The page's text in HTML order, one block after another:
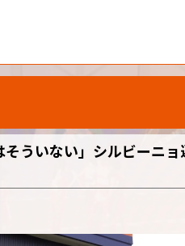
ういない」シルビーニ